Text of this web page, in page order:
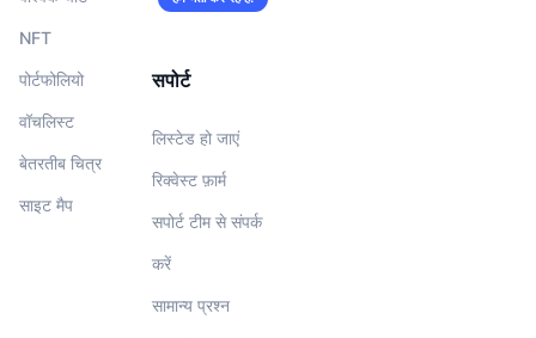
NFT
पोर्टफोलियो
वॉचलिस्‍ट
बेतरतीब चित्र
साइट मैप
सपोर्ट
लिस्टेड हो जाएं
रिक्वेस्ट फ़ार्म
सपोर्ट टीम से संपर्क
करें
सामान्य प्रश्न